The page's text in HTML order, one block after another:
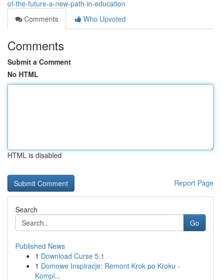
of-the-future-a-new-path-in-education
Comments
Who Upvoted
Comments
Submit a Comment
No HTML
HTML is disabled
Report Page
Search
Go
Published News
1 Download Curse 5.1
1 Domowe Inspiracje: Remont Krok po Kroku -
Kompl...